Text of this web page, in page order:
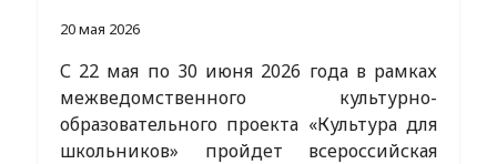
20 мая 2026
С 22 мая по 30 июня 2026 года в рамках
межведомственного культурно-
образовательного проекта «Культура для
школьников» пройдет всероссийская